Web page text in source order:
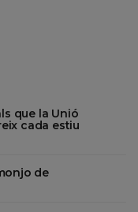
que la Unió
cada estiu
de